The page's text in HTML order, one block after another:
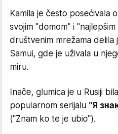
Kamila je često posećivala
svojim "domom" i
društvenim mrežama
Samui, gde je uživala u
miru.
Inače, glumica je u Rusiji
popularnom serijalu "Я
("Znam ko te je ubio").